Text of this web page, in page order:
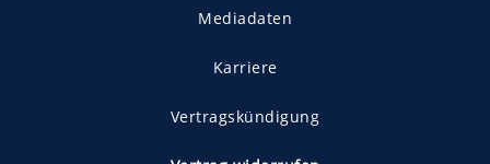
Mediadaten
Karriere
Vertragskündigung